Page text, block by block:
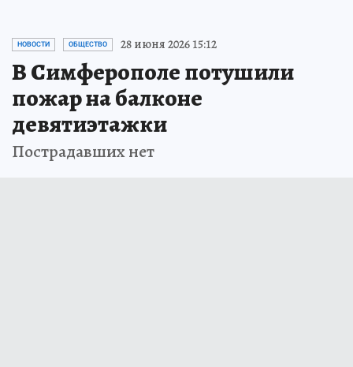
НОВОСТИ ОБЩЕСТВО 28 июня 2026 15:12
В Симферополе потушили
пожар на балконе
девятиэтажки
Пострадавших нет